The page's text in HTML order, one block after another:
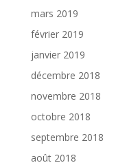
mars 2019
février 2019
janvier 2019
décembre 2018
novembre 2018
octobre 2018
septembre 2018
août 2018